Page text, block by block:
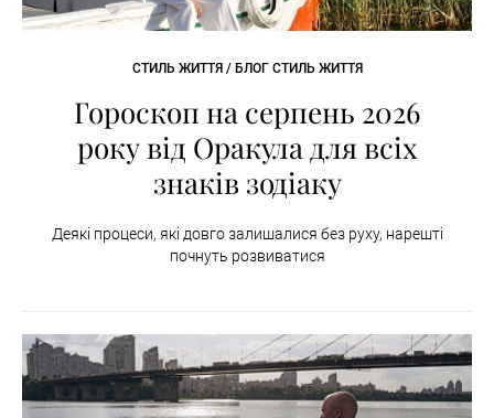
СТИЛЬ ЖИТТЯ / БЛОГ СТИЛЬ ЖИТТЯ
Гороскоп на серпень 2026
року від Оракула для всіх
знаків зодіаку
Деякі процеси, які довго залишалися без руху, нарешті
почнуть розвиватися